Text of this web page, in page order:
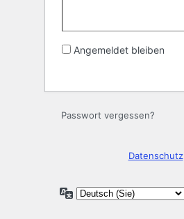
Angemeldet bleiben
Passwort vergessen?
Datenschutz
Sprache